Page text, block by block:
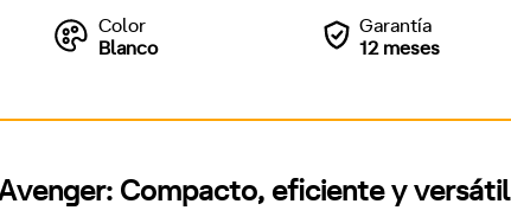
Color
Blanco
Garantía
12 meses
Compacto, eficiente y versátil